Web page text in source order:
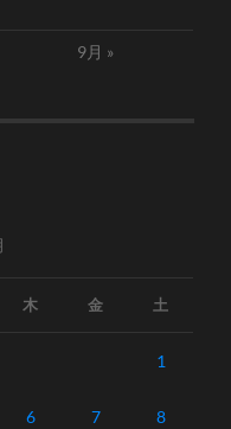
9月 »
木 金 土
1
6 7 8